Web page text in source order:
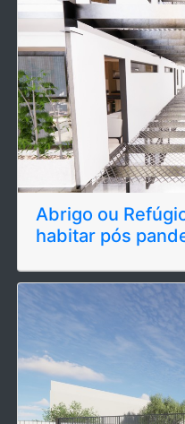
Abrigo ou
habitar pós